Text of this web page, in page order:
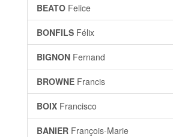
BEATO Felice
BONFILS Félix
BIGNON Fernand
BROWNE Francis
BOIX Francisco
BANIER François-Marie